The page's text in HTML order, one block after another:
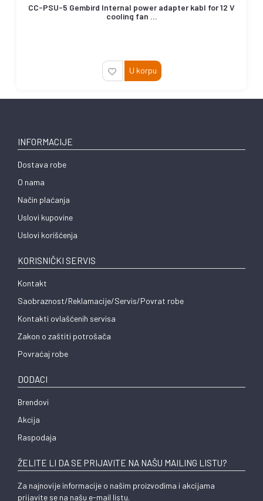
CC-PSU-5 Gembird Internal power adapter kabl for 12 V
cooling fan ...
U korpu
INFORMACIJE
Dostava robe
O nama
Način plaćanja
Uslovi kupovine
Uslovi korišćenja
KORISNIČKI SERVIS
Kontakt
Saobraznost/Reklamacije/Servis/Povrat robe
Kontakti ovlašćenih servisa
Zakon o zaštiti potrošača
Povraćaj robe
DODACI
Brendovi
Akcija
Raspodaja
ŽELITE LI DA SE PRIJAVITE NA NAŠU MAILING LISTU?
Za najnovije informacije o našim proizvodima i akcijama
prijavite se na našu e-mail listu.